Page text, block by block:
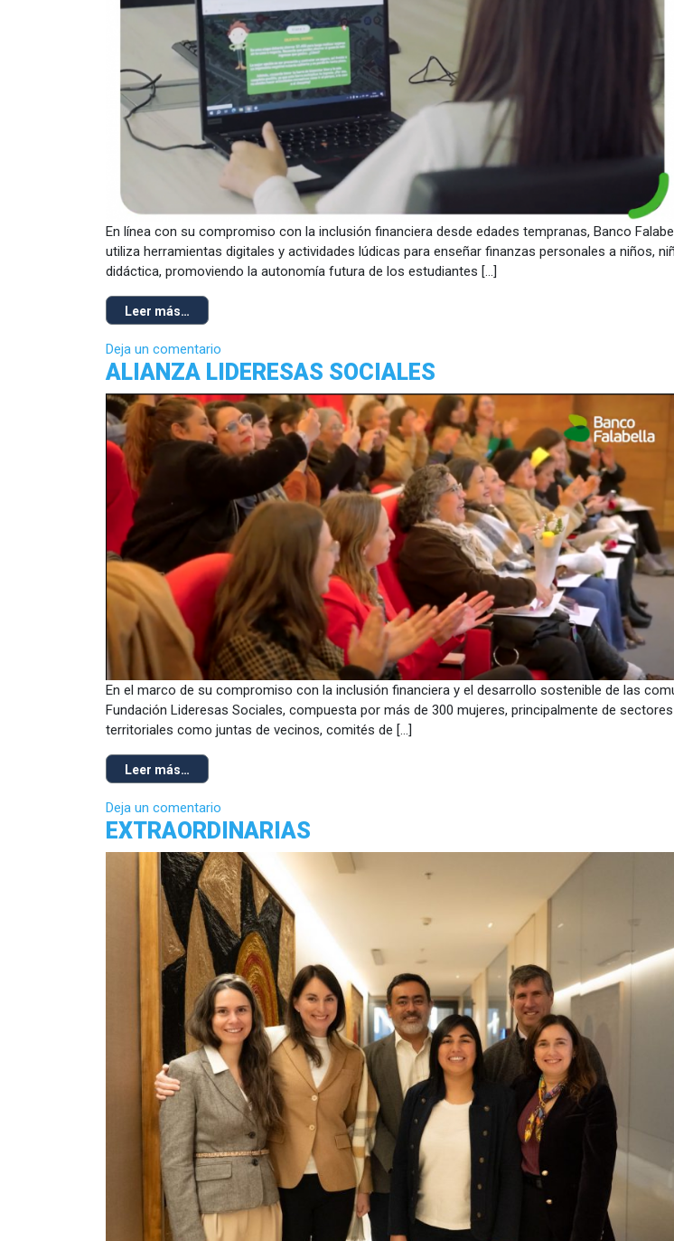
En línea con su compromiso con la inclusión financiera desde edades tempranas, Banco
utiliza herramientas digitales y actividades lúdicas para enseñar finanzas personales a niños,
didáctica, promoviendo la autonomía futura de los estudiantes […]
Leer más…
Deja un comentario
ALIANZA LIDERESAS SOCIALES
En el marco de su compromiso con la inclusión financiera y el desarrollo sostenible de las
Fundación Lideresas Sociales, compuesta por más de 300 mujeres, principalmente de
territoriales como juntas de vecinos, comités de […]
Leer más…
Deja un comentario
EXTRAORDINARIAS